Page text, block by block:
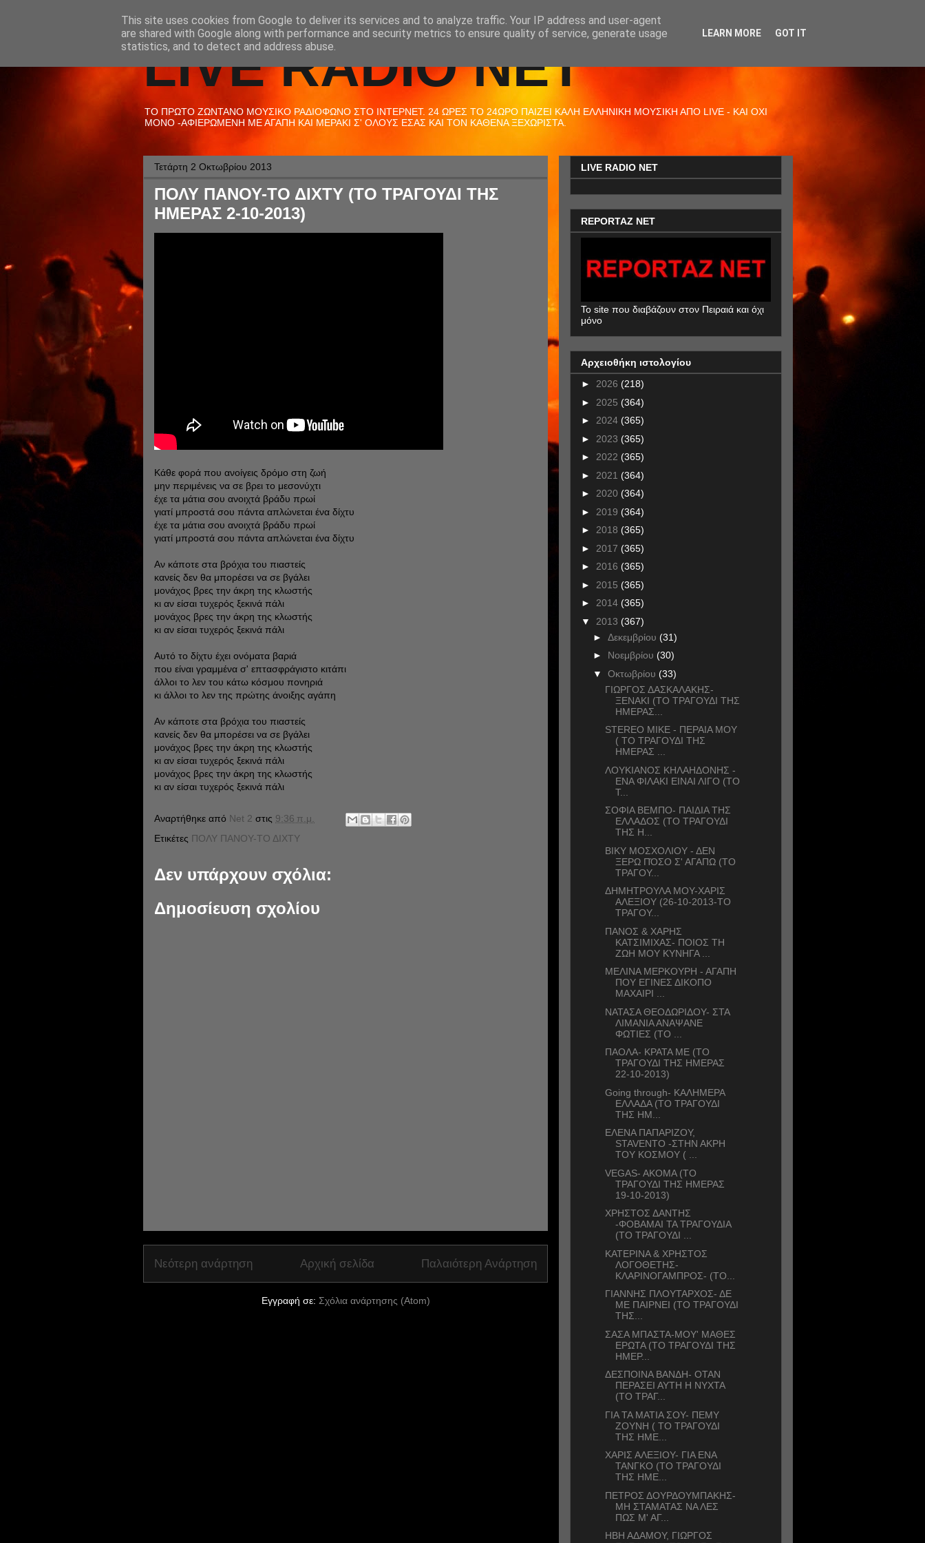
LIVE RADIO NET
ΤΟ ΠΡΩΤΟ ΖΩΝΤΑΝΟ ΜΟΥΣΙΚΟ ΡΑΔΙΟΦΩΝΟ ΣΤΟ ΙΝΤΕΡΝΕΤ. 24 ΩΡΕΣ ΤΟ 24ΩΡΟ ΠΑΙΖΕΙ ΚΑΛΗ ΕΛΛΗΝΙΚΗ ΜΟΥΣΙΚΗ ΑΠΟ LIVE - ΚΑΙ ΟΧΙ
ΜΟΝΟ -ΑΦΙΕΡΩΜΕΝΗ ΜΕ ΑΓΑΠΗ ΚΑΙ ΜΕΡΑΚΙ Σ' ΟΛΟΥΣ ΕΣΑΣ ΚΑΙ ΤΟΝ ΚΑΘΕΝΑ ΞΕΧΩΡΙΣΤΑ.
Τετάρτη 2 Οκτωβρίου 2013
ΠΟΛΥ ΠΑΝΟΥ-ΤΟ ΔΙΧΤΥ (ΤΟ ΤΡΑΓΟΥΔΙ ΤΗΣ
ΗΜΕΡΑΣ 2-10-2013)
Κάθε φορά που ανοίγεις δρόμο στη ζωή
μην περιμένεις να σε βρει το μεσονύχτι
έχε τα μάτια σου ανοιχτά βράδυ πρωί
γιατί μπροστά σου πάντα απλώνεται ένα δίχτυ
έχε τα μάτια σου ανοιχτά βράδυ πρωί
γιατί μπροστά σου πάντα απλώνεται ένα δίχτυ
Αν κάποτε στα βρόχια του πιαστείς
κανείς δεν θα μπορέσει να σε βγάλει
μονάχος βρες την άκρη της κλωστής
κι αν είσαι τυχερός ξεκινά πάλι
μονάχος βρες την άκρη της κλωστής
κι αν είσαι τυχερός ξεκινά πάλι
Αυτό το δίχτυ έχει ονόματα βαριά
που είναι γραμμένα σ' επτασφράγιστο κιτάπι
άλλοι το λεν του κάτω κόσμου πονηριά
κι άλλοι το λεν της πρώτης άνοιξης αγάπη
Αν κάποτε στα βρόχια του πιαστείς
κανείς δεν θα μπορέσει να σε βγάλει
μονάχος βρες την άκρη της κλωστής
κι αν είσαι τυχερός ξεκινά πάλι
μονάχος βρες την άκρη της κλωστής
κι αν είσαι τυχερός ξεκινά πάλι
Αναρτήθηκε από Νet 2 στις 9:36 π.μ.
Ετικέτες ΠΟΛΥ ΠΑΝΟΥ-ΤΟ ΔΙΧΤΥ
Δεν υπάρχουν σχόλια:
Δημοσίευση σχολίου
Νεότερη ανάρτηση Παλαιότερη Ανάρτηση
Αρχική σελίδα
Εγγραφή σε: Σχόλια ανάρτησης (Atom)
LIVE RADIO NET
REPORTAZ NET
To site που διαβάζουν στον Πειραιά και όχι
μόνο
Αρχειοθήκη ιστολογίου
► 2026 (218)
► 2025 (364)
► 2024 (365)
► 2023 (365)
► 2022 (365)
► 2021 (364)
► 2020 (364)
► 2019 (364)
► 2018 (365)
► 2017 (365)
► 2016 (365)
► 2015 (365)
► 2014 (365)
▼ 2013 (367)
► Δεκεμβρίου (31)
► Νοεμβρίου (30)
▼ Οκτωβρίου (33)
ΓΙΩΡΓΟΣ ΔΑΣΚΑΛΑΚΗΣ-
ΞΕΝΑΚΙ (ΤΟ ΤΡΑΓΟΥΔΙ ΤΗΣ
ΗΜΕΡΑΣ...
STEREO MIKE - ΠΕΡΑΙΑ ΜΟΥ
( ΤΟ ΤΡΑΓΟΥΔΙ ΤΗΣ
ΗΜΕΡΑΣ ...
ΛΟΥΚΙΑΝΟΣ ΚΗΛΑΗΔΟΝΗΣ -
ΕΝΑ ΦΙΛΑΚΙ ΕΙΝΑΙ ΛΙΓΟ (ΤΟ
Τ...
ΣΟΦΙΑ ΒΕΜΠΟ- ΠΑΙΔΙΑ ΤΗΣ
ΕΛΛΑΔΟΣ (ΤΟ ΤΡΑΓΟΥΔΙ
ΤΗΣ Η...
ΒΙΚΥ ΜΟΣΧΟΛΙΟΥ - ΔΕΝ
ΞΕΡΩ ΠΌΣΟ Σ' ΑΓΑΠΩ (ΤΟ
ΤΡΑΓΟΥ...
ΔΗΜΗΤΡΟΥΛΑ ΜΟΥ-ΧΑΡΙΣ
ΑΛΕΞΙΟΥ (26-10-2013-ΤΟ
ΤΡΑΓΟΥ...
ΠΑΝΟΣ & ΧΑΡΗΣ
ΚΑΤΣΙΜΙΧΑΣ- ΠΟΙΟΣ ΤΗ
ΖΩΗ ΜΟΥ ΚΥΝΗΓΑ ...
ΜΕΛΙΝΑ ΜΕΡΚΟΥΡΗ - ΑΓΑΠΗ
ΠΟΥ ΕΓΙΝΕΣ ΔΙΚΟΠΟ
ΜΑΧΑΙΡΙ ...
ΝΑΤΑΣΑ ΘΕΟΔΩΡΙΔΟΥ- ΣΤΑ
ΛΙΜΑΝΙΑ ΑΝΑΨΑΝΕ
ΦΩΤΙΕΣ (ΤΟ ...
ΠΑΟΛΑ- ΚΡΑΤΑ ΜΕ (ΤΟ
ΤΡΑΓΟΥΔΙ ΤΗΣ ΗΜΕΡΑΣ
22-10-2013)
Going through- ΚΑΛΗΜΕΡΑ
ΕΛΛΑΔΑ (ΤΟ ΤΡΑΓΟΥΔΙ
ΤΗΣ ΗΜ...
ΕΛΕΝΑ ΠΑΠΑΡΙΖΟΥ,
STAVENTO -ΣΤΗΝ ΑΚΡΗ
ΤΟΥ ΚΟΣΜΟΥ ( ...
VEGAS- AKOMA (ΤΟ
ΤΡΑΓΟΥΔΙ ΤΗΣ ΗΜΕΡΑΣ
19-10-2013)
ΧΡΗΣΤΟΣ ΔΑΝΤΗΣ
-ΦΟΒΑΜΑΙ ΤΑ ΤΡΑΓΟΥΔΙΑ
(ΤΟ ΤΡΑΓΟΥΔΙ ...
ΚΑΤΕΡΙΝΑ & ΧΡΗΣΤΟΣ
ΛΟΓΟΘΕΤΗΣ-
ΚΛΑΡΙΝΟΓΑΜΠΡΟΣ- (ΤΟ...
ΓΙΑΝΝΗΣ ΠΛΟΥΤΑΡΧΟΣ- ΔΕ
ΜΕ ΠΑΙΡΝΕΙ (ΤΟ ΤΡΑΓΟΥΔΙ
ΤΗΣ...
ΣΑΣΑ ΜΠΑΣΤΑ-ΜΟΥ' ΜΑΘΕΣ
ΕΡΩΤΑ (ΤΟ ΤΡΑΓΟΥΔΙ ΤΗΣ
ΗΜΕΡ...
ΔΕΣΠΟΙΝΑ ΒΑΝΔΗ- ΟΤΑΝ
ΠΕΡΑΣΕΙ ΑΥΤΗ Η ΝΥΧΤΑ
(ΤΟ ΤΡΑΓ...
ΓΙΑ ΤΑ ΜΑΤΙΑ ΣΟΥ- ΠΕΜΥ
ΖΟΥΝΗ ( ΤΟ ΤΡΑΓΟΥΔΙ
ΤΗΣ ΗΜΕ...
ΧΑΡΙΣ ΑΛΕΞΙΟΥ- ΓΙΑ ΕΝΑ
ΤΑΝΓΚΟ (ΤΟ ΤΡΑΓΟΥΔΙ
ΤΗΣ ΗΜΕ...
ΠΕΤΡΟΣ ΔΟΥΡΔΟΥΜΠΑΚΗΣ-
ΜΗ ΣΤΑΜΑΤΑΣ ΝΑ ΛΕΣ
ΠΩΣ Μ' ΑΓ...
ΗΒΗ ΑΔΑΜΟΥ, ΓΙΩΡΓΟΣ
This site uses cookies from Google to deliver its services and to analyze traffic. Your IP address and user-agent
are shared with Google along with performance and security metrics to ensure quality of service, generate usage
statistics, and to detect and address abuse.
LEARN MORE GOT IT